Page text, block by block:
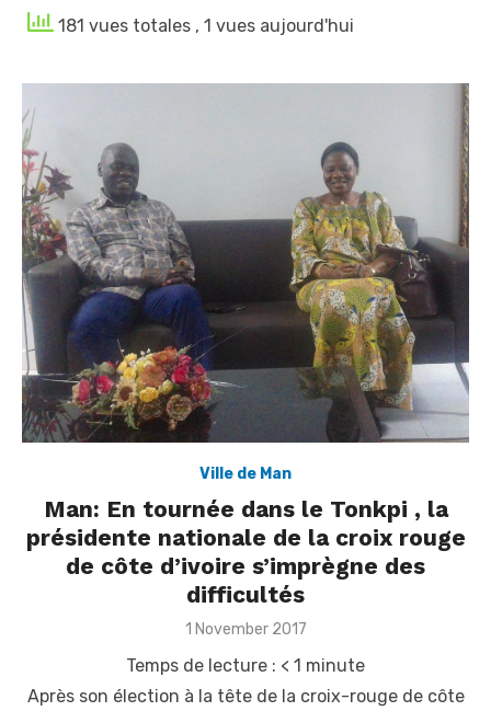
181 vues totales , 1 vues aujourd'hui
Ville de Man
Man: En tournée dans le Tonkpi , la
présidente nationale de la croix rouge
de côte d’ivoire s’imprègne des
difficultés
Posted
1 November 2017
Temps de lecture : < 1 minute
Après son élection à la tête de la croix-rouge de côte